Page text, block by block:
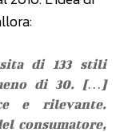
di 133 stili
di 30. […]
e rilevante.
consumatore,